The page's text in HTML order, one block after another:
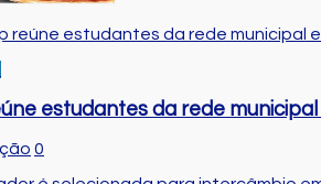
estudantes da rede
0